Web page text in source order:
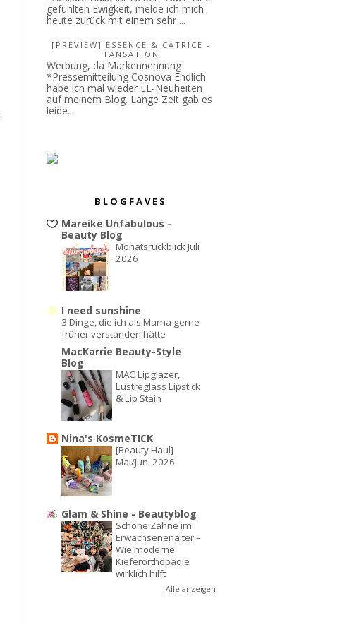
gefühlten Ewigkeit, melde ich mich
heute zurück mit einem sehr ...
[PREVIEW] ESSENCE & CATRICE -
TANSATION
Werbung, da Markennennung
*Pressemitteilung Cosnova Endlich
habe ich mal wieder LE-Neuheiten
auf meinem Blog. Lange Zeit gab es
leide...
BLOGFAVES
Mareike Unfabulous -
Beauty Blog
Monatsrückblick Juli
2026
I need sunshine
3 Dinge, die ich als Mama gerne
früher verstanden hätte
MacKarrie Beauty-Style
Blog
MAC Lipglazer,
Lustreglass Lipstick
& Lip Stain
Nina's KosmeTICK
[Beauty Haul]
Mai/Juni 2026
Glam & Shine - Beautyblog
Schöne Zähne im
Erwachsenenalter –
Wie moderne
Kieferorthopädie
wirklich hilft
Alle anzeigen